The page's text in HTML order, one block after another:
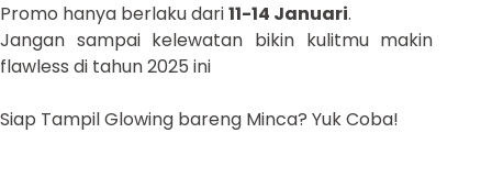
Promo hanya berlaku dari11-14 Januari.
Jangan sampai kelewatan bikin kulitmu makin
flawless di tahun 2025 ini
Siap Tampil Glowing bareng Minca? Yuk Coba!